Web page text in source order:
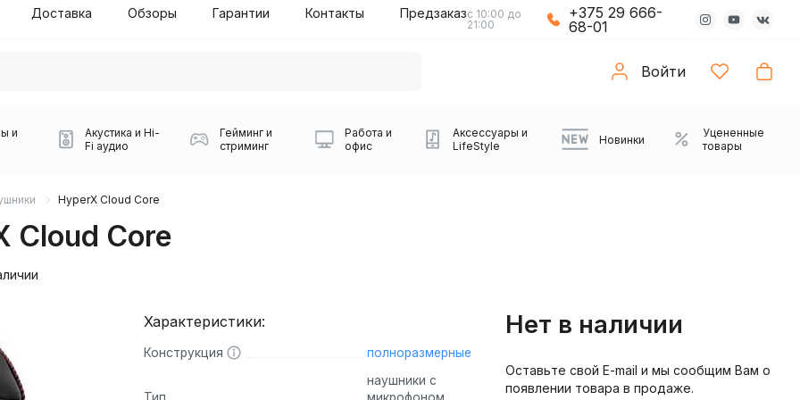
2-й этаж, 10
Доставка Обзоры Гарантии Контакты Предзаказс 10:00 до
21:00
+375 29 666-
68-01
Войти
Плееры Аудиоинтерфейсы
и
Виниловые
проигрыватели
Звуковые карты
Акустика и Hi-
Fi аудио
Partybox
Саундбары
Гейминг и
стриминг
Компьютерные колонки Веб-камеры
Работа и
офис
Коврики с подсветкой Проекторы
Аксессуары и
LifeStyle
Зарядные устройства Транспорт
Новинки
Уцененные
товары
HyperX Cloud Core
Cloud Core
Характеристики:
Конструкция полноразмерные
наушники с
Нет в наличии
Оставьте свой E-mail и мы сообщим Вам о
появлении товара в продаже.